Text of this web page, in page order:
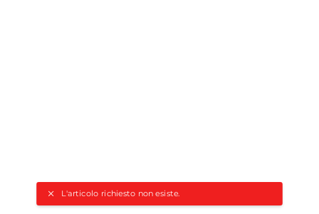
L'articolo richiesto non esiste.